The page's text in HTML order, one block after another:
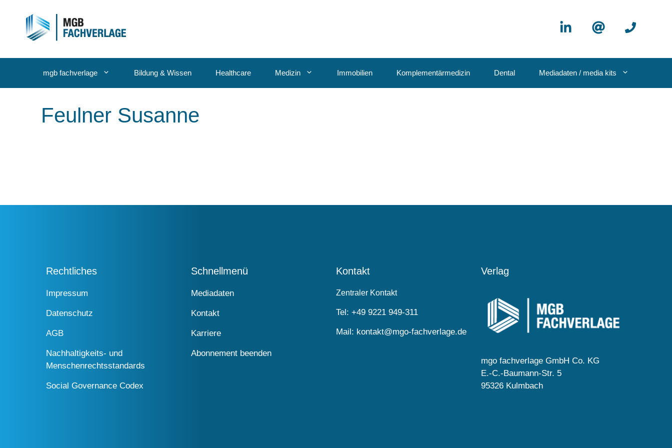
springen
mgb fachverlage Bildung & Wissen Healthcare Medizin Immobilien Komplementärmedizin Dental Mediadaten / media kits
Feulner Susanne
Rechtliches
Impressum
Datenschutz
AGB
Nachhaltigkeits- und
Menschenrechtsstandards
Social Governance Codex
Schnellmenü
Mediadaten
Kontakt
Karriere
Abonnement beenden
Kontakt
Zentraler Kontakt
Tel: +49 9221 949-311
Mail: kontakt@mgo-fachverlage.de
Verlag
mgo fachverlage GmbH Co. KG
E.-C.-Baumann-Str. 5
95326 Kulmbach